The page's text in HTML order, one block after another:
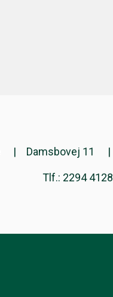
Damsbovej 11
Tlf.: 2294 4128